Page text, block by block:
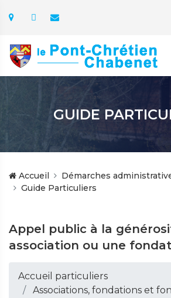
GUIDE
Accueil
Démarches
Guide Particuliers
Appel public à la
association ou une
Accueil particuliers
Associations, fondations et